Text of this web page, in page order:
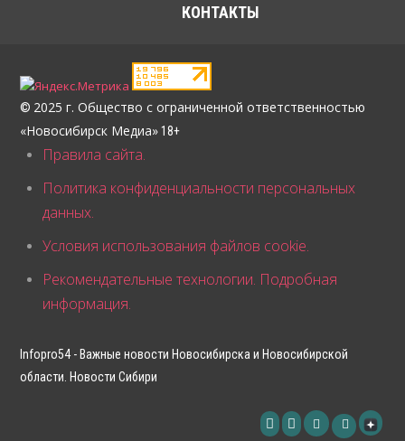
КОНТАКТЫ
© 2025 г. Общество с ограниченной ответственностью
«Новосибирск Медиа»18+
Правила сайта.
Политика конфиденциальности персональных
данных.
Условия использования файлов cookie.
Рекомендательные технологии. Подробная
информация.
Infopro54 - Важные новости Новосибирска и Новосибирской
области. Новости Сибири